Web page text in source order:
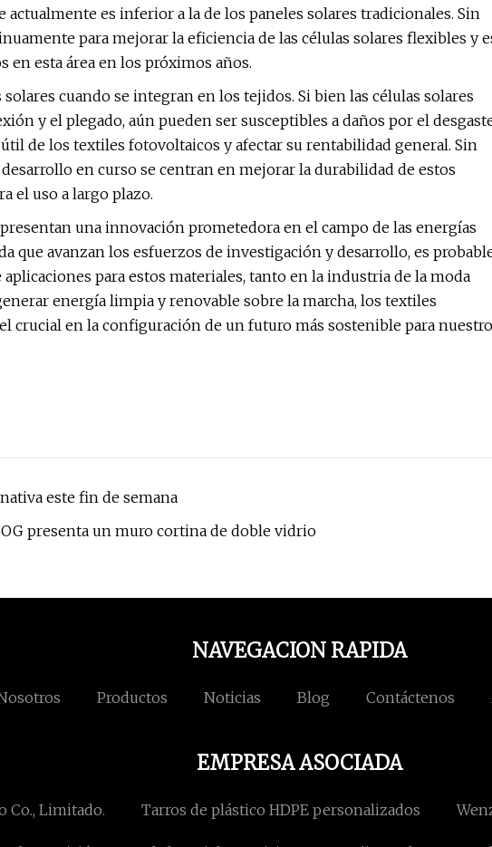
actualmente es inferior a la de los paneles solares tradicionales. Sin
para mejorar la eficiencia de las células solares flexibles y
en esta área en los próximos años.
cuando se integran en los tejidos. Si bien las células solares
y el plegado, aún pueden ser susceptibles a daños por el
de los textiles fotovoltaicos y afectar su rentabilidad general. Sin
en curso se centran en mejorar la durabilidad de estos
el uso a largo plazo.
una innovación prometedora en el campo de las energías
que avanzan los esfuerzos de investigación y desarrollo, es
para estos materiales, tanto en la industria de la moda
energía limpia y renovable sobre la marcha, los textiles
crucial en la configuración de un futuro más sostenible para nuestro
este fin de semana
presenta un muro cortina de doble vidrio
NAVEGACION RAPIDA
Productos Noticias Blog Contáctenos
EMPRESA ASOCIADA
Co., Limitado. Tarros de plástico HDPE personalizados